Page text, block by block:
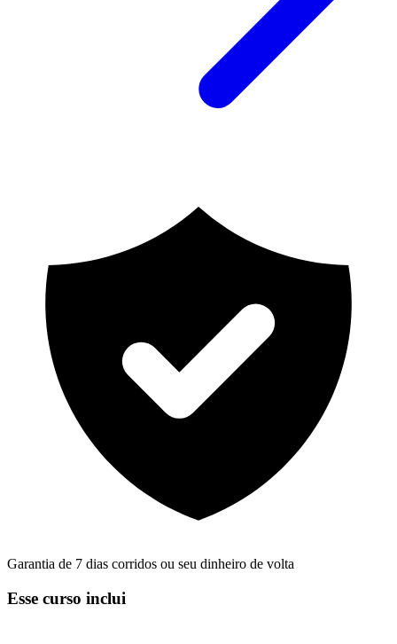
Garantia de 7 dias corridos ou seu dinheiro de volta
Esse curso inclui